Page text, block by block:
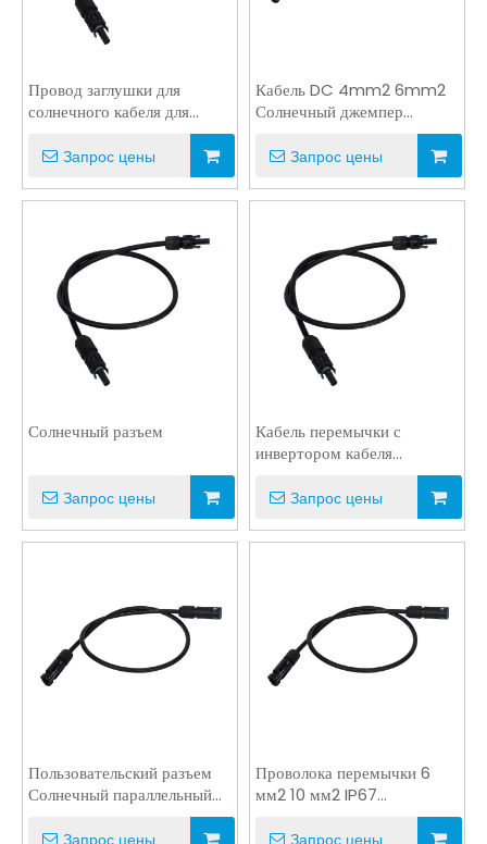
Провод заглушки для
солнечного кабеля для
перемычного кабеля панели
инверторной панели
Запрос цены
Кабель DC 4mm2 6mm2
Солнечный джемпер
мужчинами до самой
Запрос цены
Солнечный разъем
Запрос цены
Кабель перемычки с
инвертором кабеля
солнечной пробкой
Запрос цены
Пользовательский разъем
Солнечный параллельный
8AWGЗапрос цены
Проволока перемычки 6
мм2 10 мм2 IP67
Солнечный кабель 2 кВ для
наружного джампера
Запрос цены